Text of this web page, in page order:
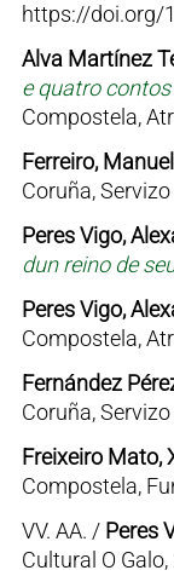
https://doi.org/
Alva Martínez
e quatro
Compostela,
Ferreiro, Manuel
Coruña,
Peres Vigo,
dun reino de
Peres Vigo,
Compostela,
Fernández
Coruña,
Freixeiro Mato,
Compostela,
VV. AA. / Peres
Cultural O